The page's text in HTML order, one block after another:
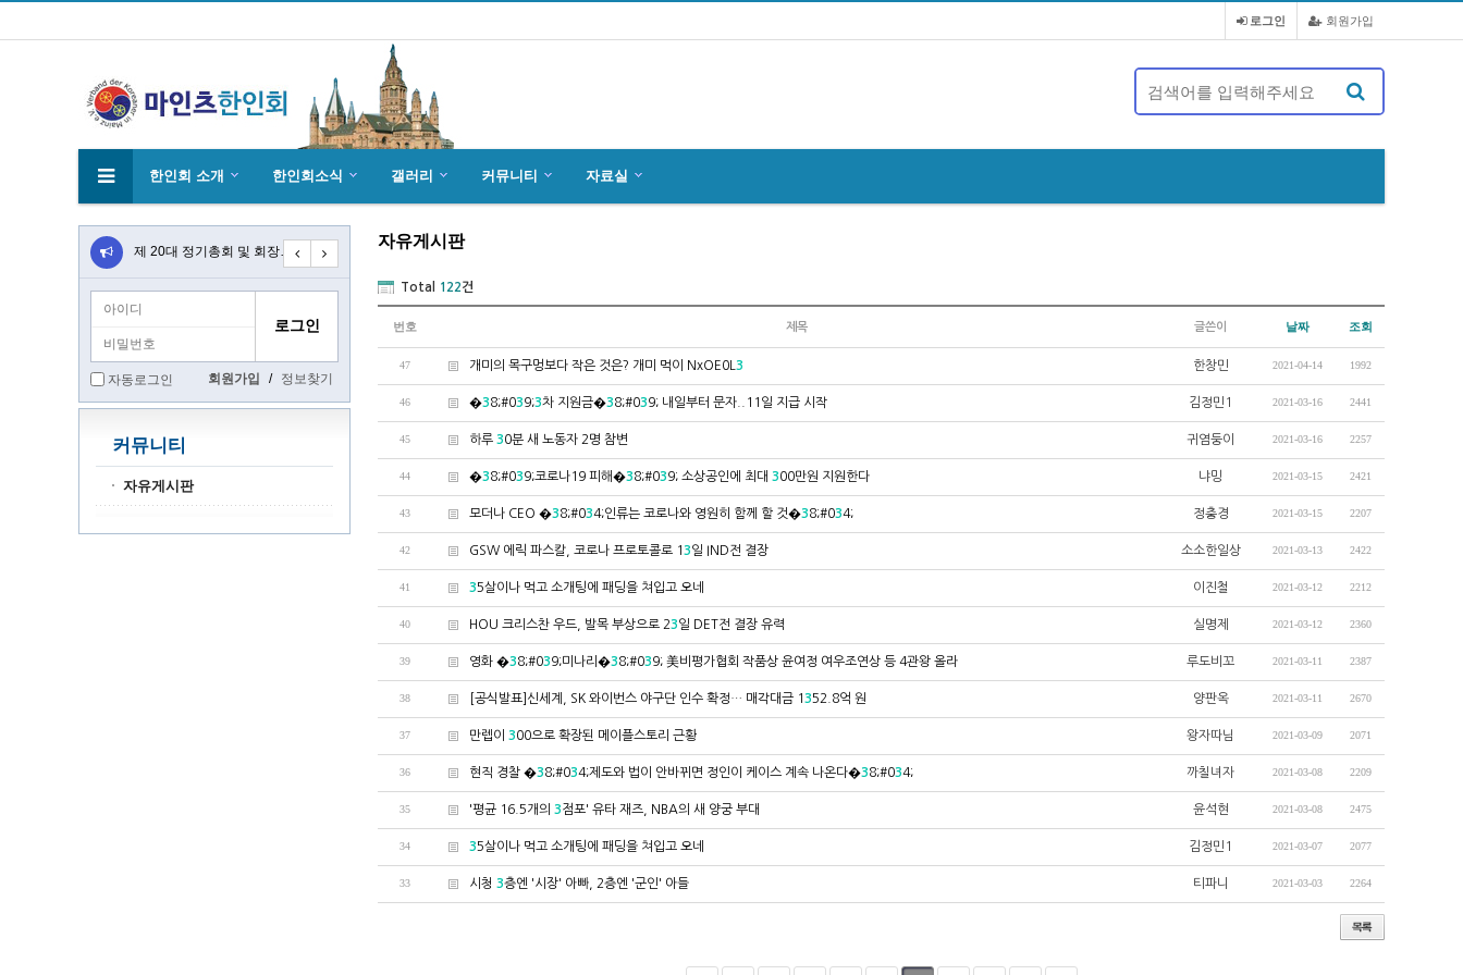
회원가입
로그인
한인회 소개 한인회소식 갤러리 커뮤니티 자료실
자유게시판
Total 122건
번호 제목 글쓴이 날짜 조회
47 개미의 목구멍보다 작은 것은? 개미 먹이 NxOE0L 3 한창민 2021-04-14 1992
46 �38;#039;3차 지원금�38;#039; 내일부터 문자..11일 지급 시작 김정민1 2021-03-16 2441
45 하루 30분 새 노동자 2명 참변 귀염둥이 2021-03-16 2257
44 �38;#039;코로나19 피해�38;#039; 소상공인에 최대 300만원 지원한다 냐밍 2021-03-15 2421
43 모더나 CEO �38;#034;인류는 코로나와 영원히 함께 할 것�38;#034; 정충경 2021-03-15 2207
42 GSW 에릭 파스칼, 코로나 프로토콜로 1 3일 IND전 결장 소소한일상 2021-03-13 2422
41 35살이나 먹고 소개팅에 패딩을 쳐입고 오네 이진철 2021-03-12 2212
40 HOU 크리스찬 우드, 발목 부상으로 23일 DET전 결장 유력 실명제 2021-03-12 2360
39 영화 �38;#039;미나리�38;#039; 美비평가협회 작품상 윤여정 여우조연상 등 4관왕 올라 루도비꼬 2021-03-11 2387
38 [공식발표]신세계, SK 와이번스 야구단 인수 확정… 매각대금 1 352.8억 원 양판옥 2021-03-11 2670
37 만렙이 300으로 확장된 메이플스토리 근황 왕자따님 2021-03-09 2071
36 현직 경찰 �38;#034;제도와 법이 안바뀌면 정인이 케이스 계속 나온다�38;#034; 까칠녀자 2021-03-08 2209
35 '평균 16.5개의 3점포' 유타 재즈, NBA의 새 양궁 부대 윤석현 2021-03-08 2475
34 35살이나 먹고 소개팅에 패딩을 쳐입고 오네 김정민1 2021-03-07 2077
33 시청 3층엔 '시장' 아빠, 2층엔 '군인' 아들 티파니 2021-03-03 2264
4월27일 마인츠 한인 여성합창단10회 연주… 제 20대 정기총회 및 회장 선출 공문 초대합니다 마인츠 한인회 문화 행사 2020…
자동로그인 회원가입 / 정보찾기
커뮤니티
자유게시판